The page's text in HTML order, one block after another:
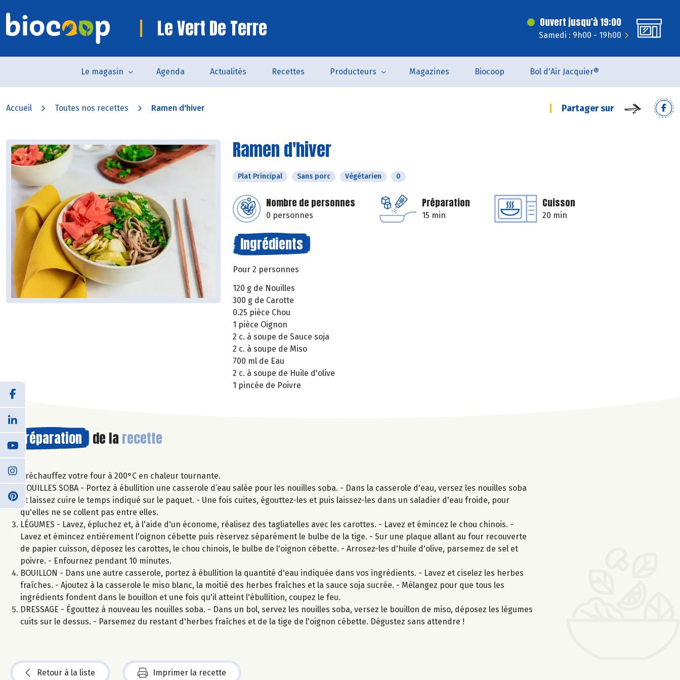
Le Vert De Terre Ouvert jusqu'à 19:00
Samedi : 9h00 - 19h00
Le magasin Agenda Actualités Recettes Producteurs Magazines Biocoop Bol d'Air Jacquier®
Accueil Toutes nos recettes Ramen d'hiver Partager sur
Ramen d'hiver
Plat Principal Sans porc Végétarien 0
Nombre de personnes
0 personnes
Préparation
15 min
Cuisson
20 min
Ingrédients
Pour 2 personnes
120 g de Nouilles
300 g de Carotte
0.25 pièce Chou
1 pièce Oignon
2 c. à soupe de Sauce soja
2 c. à soupe de Miso
700 ml de Eau
2 c. à soupe de Huile d'olive
1 pincée de Poivre
Préparation de la recette
Préchauffez votre four à 200°C en chaleur tournante.
NOUILLES SOBA - Portez à ébullition une casserole d’eau salée pour les nouilles soba. - Dans la casserole d'eau, versez les nouilles soba
et laissez cuire le temps indiqué sur le paquet. - Une fois cuites, égouttez-les et puis laissez-les dans un saladier d'eau froide, pour
qu'elles ne se collent pas entre elles.
LÉGUMES - Lavez, épluchez et, à l'aide d'un économe, réalisez des tagliatelles avec les carottes. - Lavez et émincez le chou chinois. -
Lavez et émincez entièrement l'oignon cébette puis réservez séparément le bulbe de la tige. - Sur une plaque allant au four recouverte
de papier cuisson, déposez les carottes, le chou chinois, le bulbe de l'oignon cébette. - Arrosez-les d'huile d'olive, parsemez de sel et
poivre. - Enfournez pendant 10 minutes.
BOUILLON - Dans une autre casserole, portez à ébullition la quantité d'eau indiquée dans vos ingrédients. - Lavez et ciselez les herbes
fraîches. - Ajoutez à la casserole le miso blanc, la moitié des herbes fraîches et la sauce soja sucrée. - Mélangez pour que tous les
ingrédients fondent dans le bouillon et une fois qu'il atteint l'ébullition, coupez le feu.
DRESSAGE - Égouttez à nouveau les nouilles soba. - Dans un bol, servez les nouilles soba, versez le bouillon de miso, déposez les légumes
cuits sur le dessus. - Parsemez du restant d'herbes fraîches et de la tige de l'oignon cébette. Dégustez sans attendre !
Retour à la liste Imprimer la recette